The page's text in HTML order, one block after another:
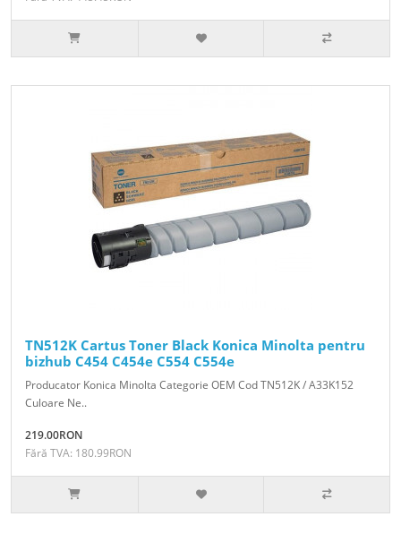
TN512K Cartus Toner Black Konica Minolta pentru
bizhub C454 C454e C554 C554e
Producator Konica Minolta Categorie OEM Cod TN512K / A33K152
Culoare Ne..
219.00RON
Fără TVA: 180.99RON